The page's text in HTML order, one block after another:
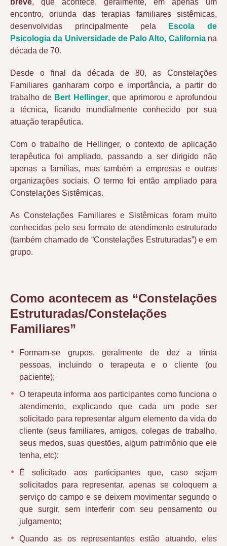
breve, que acontece, geralmente, em apenas um
encontro, oriunda das terapias familiares sistêmicas,
desenvolvidas principalmente pela
Escola de
Psicologia da Universidade de Palo Alto, Californiana
década de 70.
Desde o final da década de 80, as Constelações
Familiares ganharam corpo e importância, a partir do
trabalho de Bert Hellinger, que aprimorou e aprofundou
a técnica, ficando mundialmente conhecido por sua
atuação terapêutica.
Com o trabalho de Hellinger, o contexto de aplicação
terapêutica foi ampliado, passando a ser dirigido não
apenas a famílias, mas também a empresas e outras
organizações sociais. O termo foi então ampliado para
Constelações Sistêmicas.
As Constelações Familiares e Sistêmicas foram muito
conhecidas pelo seu formato de atendimento estruturado
(também chamado de “Constelações Estruturadas”) e em
grupo.
Como acontecem as “Constelações
Estruturadas/Constelações
Familiares”
Formam-se grupos, geralmente de dez a trinta
pessoas, incluindo o terapeuta e o cliente (ou
paciente);
O terapeuta informa aos participantes como funciona o
atendimento, explicando que cada um pode ser
solicitado para representar algum elemento da vida do
cliente (seus familiares, amigos, colegas de trabalho,
seus medos, suas questões, algum patrimônio que ele
tenha, etc);
É solicitado aos participantes que, caso sejam
solicitados para representar, apenas se coloquem a
serviço do campo e se deixem movimentar segundo o
que surgir, sem interferir com seu pensamento ou
julgamento;
Quando as os representantes estão atuando, eles